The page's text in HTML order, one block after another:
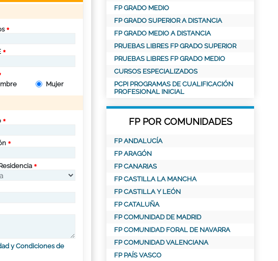
Mujer
y Condiciones de
FP GRADO MEDIO
FP GRADO SUPERIOR A DISTANCIA
FP GRADO MEDIO A DISTANCIA
PRUEBAS LIBRES FP GRADO SUPERIOR
PRUEBAS LIBRES FP GRADO MEDIO
CURSOS ESPECIALIZADOS
PCPI PROGRAMAS DE CUALIFICACIÓN
PROFESIONAL INICIAL
FP POR COMUNIDADES
FP ANDALUCÍA
FP ARAGÓN
FP CANARIAS
FP CASTILLA LA MANCHA
FP CASTILLA Y LEÓN
FP CATALUÑA
FP COMUNIDAD DE MADRID
FP COMUNIDAD FORAL DE NAVARRA
FP COMUNIDAD VALENCIANA
FP PAÍS VASCO